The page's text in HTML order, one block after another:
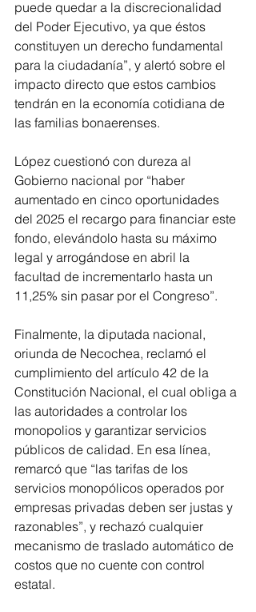
puede quedar a la discrecionalidad
del Poder Ejecutivo, ya que éstos
constituyen un derecho fundamental
para la ciudadanía”, y alertó sobre el
impacto directo que estos cambios
tendrán en la economía cotidiana de
las familias bonaerenses.
López cuestionó con dureza al
Gobierno nacional por “haber
aumentado en cinco oportunidades
del 2025 el recargo para financiar este
fondo, elevándolo hasta su máximo
legal y arrogándose en abril la
facultad de incrementarlo hasta un
11,25% sin pasar por el Congreso”.
Finalmente, la diputada nacional,
oriunda de Necochea, reclamó el
cumplimiento del artículo 42 de la
Constitución Nacional, el cual obliga a
las autoridades a controlar los
monopolios y garantizar servicios
públicos de calidad. En esa línea,
remarcó que “las tarifas de los
servicios monopólicos operados por
empresas privadas deben ser justas y
razonables”, y rechazó cualquier
mecanismo de traslado automático de
costos que no cuente con control
estatal.